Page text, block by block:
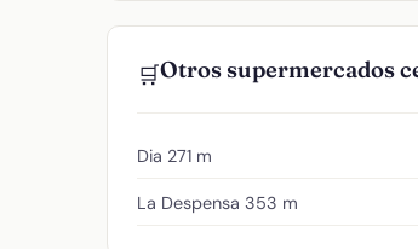
🛒Otros supermercados
Dia 271 m
La Despensa 353 m